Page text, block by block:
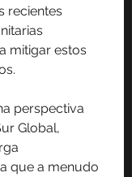
recientes
mitigar estos
perspectiva
Global,
que a menudo